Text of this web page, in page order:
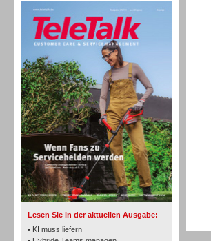
Lesen Sie in der aktuellen Ausgabe:
• KI muss liefern
TK- und ACD-Systeme